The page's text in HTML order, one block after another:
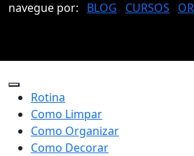
navegue por: BLOG CURSOS
Rotina
Como Limpar
Como Organizar
Como Decorar